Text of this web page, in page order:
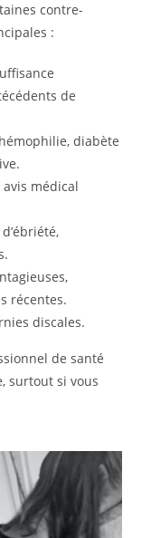
contre-
:
de
diabète
médical
récentes.
discales.
de santé
surtout si vous